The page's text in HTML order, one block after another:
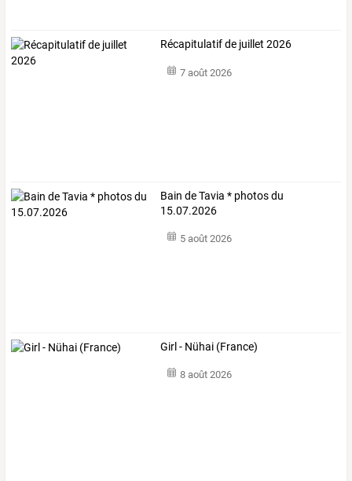
Récapitulatif de juillet 2026
7 août 2026
Bain de Tavia * photos du
15.07.2026
5 août 2026
Girl - Nühai (France)
8 août 2026